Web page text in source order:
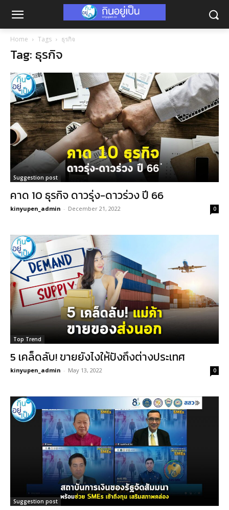
Home Tags ธุรกิจ
Tag: ธุรกิจ
Suggestion post
คาด 10 ธุรกิจ ดาวรุ่ง-ดาวร่วง ปี 66
kinyupen_admin - December 21, 2022 0
Top Trend
5 เคล็ดลับ! ขายยังไงให้ปังถึงต่างประเทศ
kinyupen_admin - May 13, 2022 0
Suggestion post